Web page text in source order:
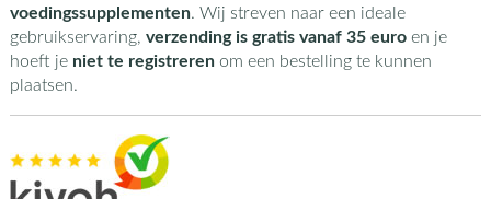
voedingssupplementen. Wij streven naar een ideale
gebruikservaring, verzending is gratis vanaf 35 euroen je
hoeft je niet te registrerenom een bestelling te kunnen
plaatsen.